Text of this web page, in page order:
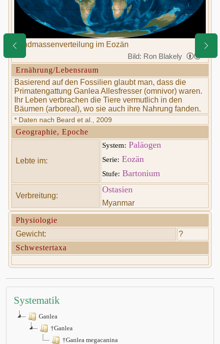
Landmassenverteilung im Eozän
Bild: Ron Blakely
Ernährung/Lebensraum
Basierend auf den Fossilien glaubt man, dass die
Primatengattung Ganlea Allesfresser (omnivor) waren.
Ihr Leben verbrachen die Tiere vermutlich in den
Bäumen (arboreal), wo sie auch ihre Nahrung fanden.
* Daten nach Beard et al., 2009
Geographie, Epoche
Lebte im:
System: Paläogen
Serie: Eozän
Stufe: Bartonium
Verbreitung:
Ostasien
Myanmar
Physiologie
Gewicht:
?
Schwestertaxa
Systematik
Ganlea
†Ganlea
†Ganlea megacanina